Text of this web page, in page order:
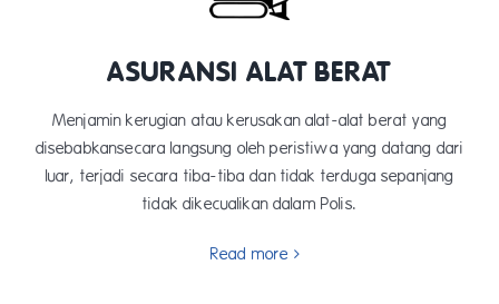
ASURANSI ALAT BERAT
Menjamin kerugian atau kerusakan alat-alat berat yang
disebabkansecara langsung oleh peristiwa yang datang dari
luar, terjadi secara tiba-tiba dan tidak terduga sepanjang
tidak dikecualikan dalam Polis.
Read more